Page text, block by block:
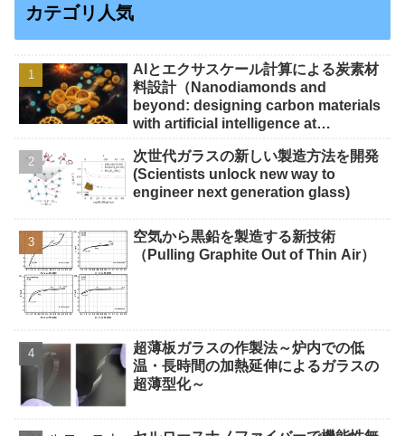
カテゴリ人気
AIとエクサスケール計算による炭素材
料設計（Nanodiamonds and
beyond: designing carbon materials
with artificial intelligence at
次世代ガラスの新しい製造方法を開発
(Scientists unlock new way to
engineer next generation glass)
空気から黒鉛を製造する新技術
（Pulling Graphite Out of Thin Air）
超薄板ガラスの作製法～炉内での低
温・長時間の加熱延伸によるガラスの
超薄型化～